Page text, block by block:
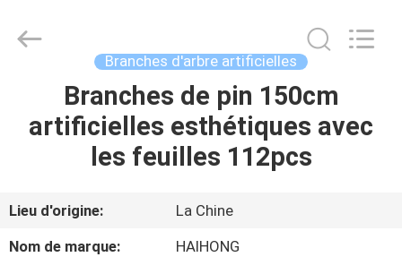
MAISON
PRODUITS
VIDÉOS
Factory.
Branches d'arbre artificielles
Branches de pin 150cm
artificielles esthétiques avec
les feuilles 112pcs
Lieu d'origine:
La Chine
Nom de marque:
HAIHONG